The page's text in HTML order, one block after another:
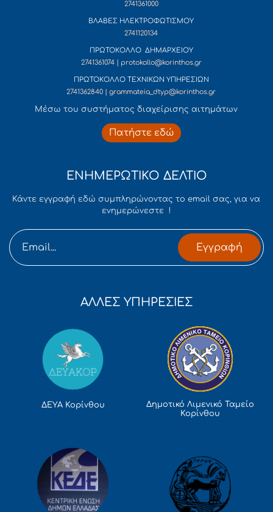
2741361000
ΒΛΑΒΕΣ ΗΛΕΚΤΡΟΦΩΤΙΣΜΟΥ
2741120134
ΠΡΩΤΟΚΟΛΛΟ ΔΗΜΑΡΧΕΙΟΥ
2741361074 | protokollo@korinthos.gr
ΠΡΩΤΟΚΟΛΛΟ ΤΕΧΝΙΚΩΝ ΥΠΗΡΕΣΙΩΝ
2741362840 | grammateia_dtyp@korinthos.gr
Mέσω του συστήματος διαχείρισης αιτημάτων
Πατήστε εδώ
ΕΝΗΜΕΡΩΤΙΚΟ ΔΕΛΤΙΟ
Κάντε εγγραφή εδώ συμπληρώνοντας το email σας, για να
ενημερώνεστε !
Εγγραφή
ΑΛΛΕΣ ΥΠΗΡΕΣΙΕΣ
ΔΕΥΑ Κορίνθου
Δημοτικό Λιμενικό Ταμείο
Κορίνθου